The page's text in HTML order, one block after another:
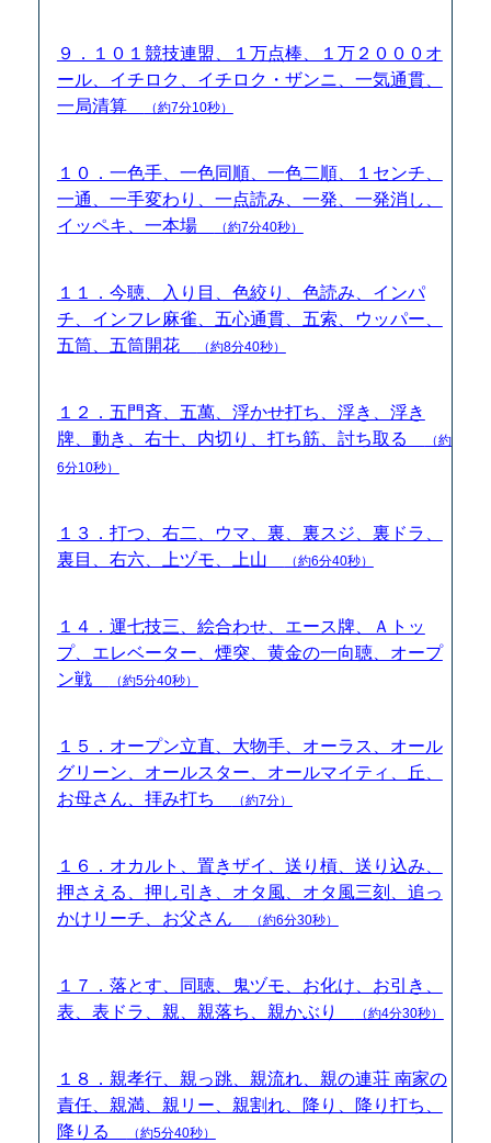
９．１０１競技連盟、１万点棒、１万２０００オ
ール、イチロク、イチロク・ザンニ、一気通貫、
一局清算
（約7分10秒）
１０．一色手、一色同順、一色二順、１センチ、
一通、一手変わり、一点読み、一発、一発消し、
イッペキ、一本場
（約7分40秒）
１１．今聴、入り目、色絞り、色読み、インパ
チ、インフレ麻雀、五心通貫、五索、ウッパー、
五筒、五筒開花
（約8分40秒）
１２．五門斉、五萬、浮かせ打ち、浮き、浮き
牌、動き、右十、内切り、打ち筋、討ち取る
（約
6分10秒）
１３．打つ、右二、ウマ、裏、裏スジ、裏ドラ、
裏目、右六、上ヅモ、上山
（約6分40秒）
１４．運七技三、絵合わせ、エース牌、Ａトッ
プ、エレベーター、煙突、黄金の一向聴、オープ
ン戦
（約5分40秒）
１５．オープン立直、大物手、オーラス、オール
グリーン、オールスター、オールマイティ、丘、
お母さん、拝み打ち
（約7分）
１６．オカルト、置きザイ、送り槓、送り込み、
押さえる、押し引き、オタ風、オタ風三刻、追っ
かけリーチ、お父さん
（約6分30秒）
１７．落とす、同聴、鬼ヅモ、お化け、お引き、
表、表ドラ、親、親落ち、親かぶり
（約4分30秒）
１８．親孝行、親っ跳、親流れ、親の連荘 南家の
責任、親満、親リー、親割れ、降り、降り打ち、
降りる
（約5分40秒）